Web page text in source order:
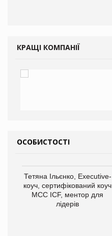
КРАЩІ КОМПАНІЇ
ОСОБИСТОСТІ
Тетяна Ільєнко, Executive-
коуч, сертифікований коуч
МСС ICF, ментор для
лідерів